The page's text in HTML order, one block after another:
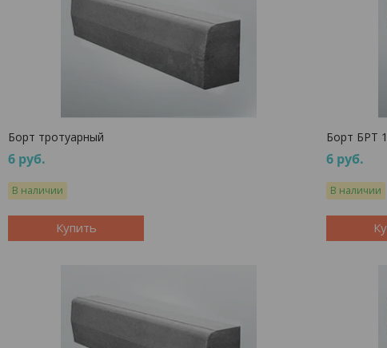
Борт тротуарный
6 руб.
В наличии
Купить
Борт БРТ
6 руб.
В наличии